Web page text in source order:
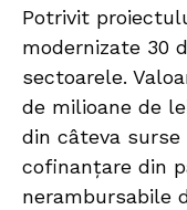
Potrivit
modernizate 30
sectoarele.
de milioane de
din câteva surse
cofinanțare din
nerambursabile